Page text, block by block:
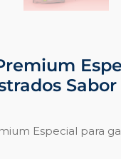
Especial para